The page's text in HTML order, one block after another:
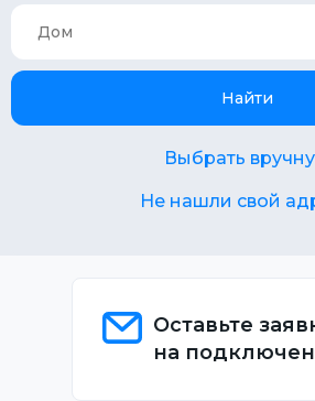
Найти
Выбрать
Не нашли свой
Оставьте
на